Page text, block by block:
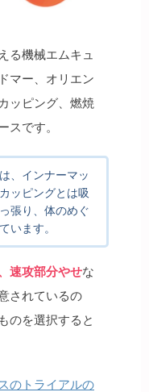
る機械エムキュ
マー、オリエン
ッピング、燃焼
スです。
、インナーマッ
ッピングとは吸
張り、体のめぐ
います。
速攻部分やせな
されているの
のを選択すると
のトライアルの